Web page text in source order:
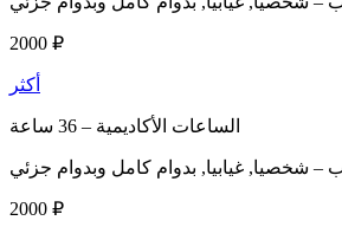
2000 ₽
أكثر
الساعات الأكاديمية –
– شخصيا, غيابيا, بدوام كامل وبدوام جزئي
2000 ₽